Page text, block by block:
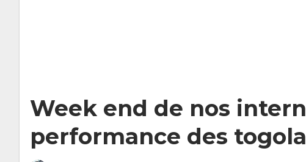
Week end de nos
performance des